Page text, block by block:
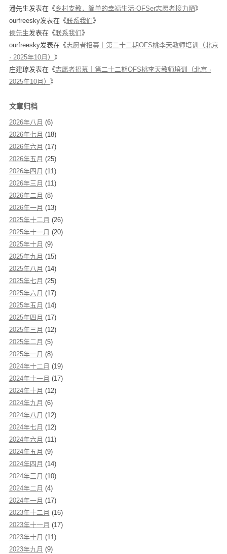
潘先生发表在《乡村支教，简单的幸福生活-OFSer志愿者接力晒》
ourfreesky发表在《联系我们》
侯先生发表在《联系我们》
ourfreesky发表在《志愿者招募｜第二十二期OFS桃李天教师培训（北京
· 2025年10月） 》
庄建琼发表在《志愿者招募｜第二十二期OFS桃李天教师培训（北京 ·
2025年10月） 》
文章归档
2026年八月 (6)
2026年七月 (18)
2026年六月 (17)
2026年五月 (25)
2026年四月 (11)
2026年三月 (11)
2026年二月 (8)
2026年一月 (13)
2025年十二月 (26)
2025年十一月 (20)
2025年十月 (9)
2025年九月 (15)
2025年八月 (14)
2025年七月 (25)
2025年六月 (17)
2025年五月 (14)
2025年四月 (17)
2025年三月 (12)
2025年二月 (5)
2025年一月 (8)
2024年十二月 (19)
2024年十一月 (17)
2024年十月 (12)
2024年九月 (6)
2024年八月 (12)
2024年七月 (12)
2024年六月 (11)
2024年五月 (9)
2024年四月 (14)
2024年三月 (10)
2024年二月 (4)
2024年一月 (17)
2023年十二月 (16)
2023年十一月 (17)
2023年十月 (11)
2023年九月 (9)